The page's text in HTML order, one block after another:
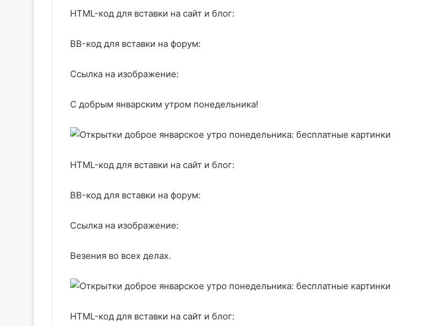
HTML-код для вставки на сайт и блог:
BB-код для вставки на форум:
Ссылка на изображение:
С добрым январским утром понедельника!
HTML-код для вставки на сайт и блог:
BB-код для вставки на форум:
Ссылка на изображение:
Везения во всех делах.
HTML-код для вставки на сайт и блог: